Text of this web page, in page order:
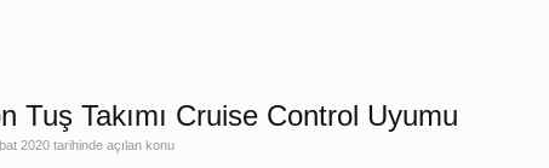
Tuş Takımı Cruise Control Uyumu
2020 tarihinde açılan konu